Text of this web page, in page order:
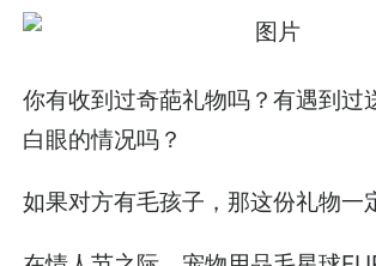
你有收到过奇葩礼物吗？有遇到过
白眼的情况吗？
如果对方有毛孩子，那这份礼物一